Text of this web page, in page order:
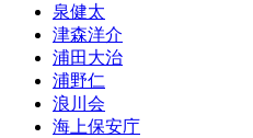
泉健太
津森洋介
浦田大治
浦野仁
浪川会
海上保安庁